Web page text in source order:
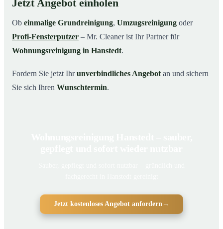
Jetzt Angebot einholen
Ob einmalige Grundreinigung, Umzugsreinigung oder
Profi-Fensterputzer – Mr. Cleaner ist Ihr Partner für
Wohnungsreinigung in Hanstedt.
Fordern Sie jetzt Ihrunverbindliches Angebot an und sichern
Sie sich Ihren Wunschtermin.
Jetzt kostenloses Angebot anfordern →